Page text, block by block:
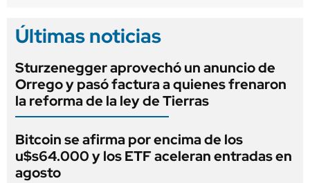
Últimas noticias
Sturzenegger aprovechó un anuncio de
Orrego y pasó factura a quienes frenaron
la reforma de la ley de Tierras
Bitcoin se afirma por encima de los
u$s64.000 y los ETF aceleran entradas en
agosto